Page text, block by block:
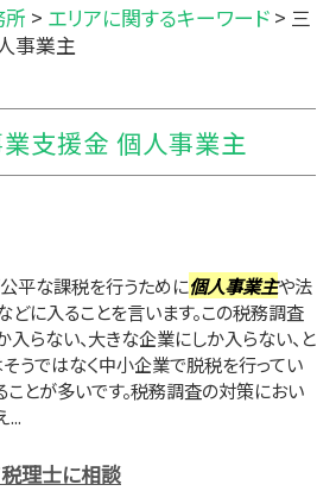
> エリアに関するキーワード > 三
事業主
支援金 個人事業主
平な課税を行うために個人事業主や法
に入ることを言います。この税務調査
らない、大きな企業にしか入らない、と
うではなく中小企業で脱税を行ってい
とが多いです。税務調査の対策におい
...
理士に相談